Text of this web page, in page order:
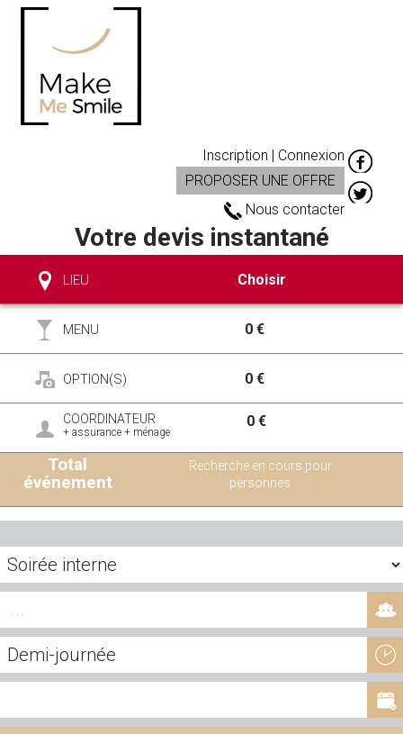
Inscription | Connexion
PROPOSER UNE OFFRE
Nous contacter
Votre devis instantané
LIEU Choisir
MENU 0 €
OPTION(S) 0 €
COORDINATEUR
+ assurance + ménage
0 €
Total
événement
Recherche en cours pour
personnes